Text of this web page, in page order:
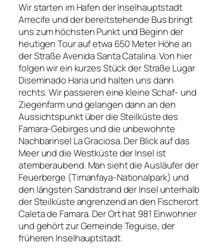
Wir starten im Hafen der Inselhauptstadt
Arrecife und der bereitstehende Bus bringt
uns zum höchsten Punkt und Beginn der
heutigen Tour auf etwa 650 Meter Höhe an
der Straße Avenida Santa Catalina. Von hier
folgen wir ein kurzes Stück der Straße Lugar
Diseminado Haria und halten uns dann
rechts. Wir passieren eine kleine Schaf- und
Ziegenfarm und gelangen dann an den
Aussichtspunkt über die Steilküste des
Famara-Gebirges und die unbewohnte
Nachbarinsel La Graciosa. Der Blick auf das
Meer und die Westküste der Insel ist
atemberaubend. Man sieht die Ausläufer der
Feuerberge (Timanfaya-Nationalpark) und
den längsten Sandstrand der Insel unterhalb
der Steilküste angrenzend an den Fischerort
Caleta de Famara. Der Ort hat 981 Einwohner
und gehört zur Gemeinde Teguise, der
früheren Inselhauptstadt.